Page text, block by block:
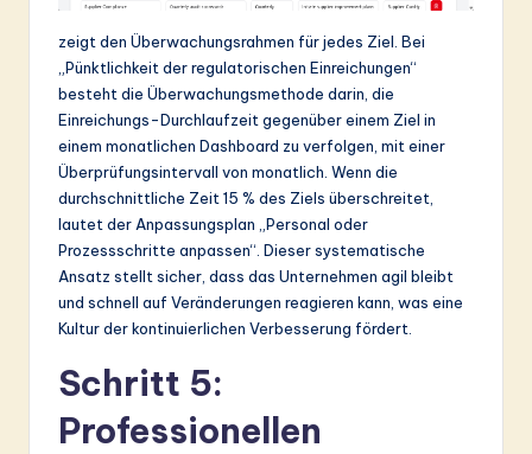
zeigt den Überwachungsrahmen für jedes Ziel. Bei
„Pünktlichkeit der regulatorischen Einreichungen“
besteht die Überwachungsmethode darin, die
Einreichungs-Durchlaufzeit gegenüber einem Ziel in
einem monatlichen Dashboard zu verfolgen, mit einer
Überprüfungsintervall von monatlich. Wenn die
durchschnittliche Zeit 15 % des Ziels überschreitet,
lautet der Anpassungsplan „Personal oder
Prozessschritte anpassen“. Dieser systematische
Ansatz stellt sicher, dass das Unternehmen agil bleibt
und schnell auf Veränderungen reagieren kann, was eine
Kultur der kontinuierlichen Verbesserung fördert.
Schritt 5:
Professionellen